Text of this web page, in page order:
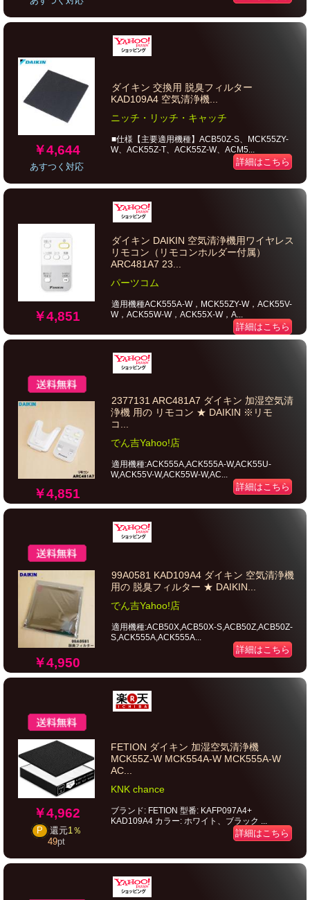
￥4,644
あすつく対応
ダイキン 交換用 脱臭フィルター
KAD109A4 空気清浄機...
ニッチ・リッチ・キャッチ
■仕様【主要適用機種】ACB50Z-S、MCK55ZY-
W、ACK55Z-T、ACK55Z-W、ACM5...
詳細はこちら
￥4,851
ダイキン DAIKIN 空気清浄機用ワイヤレス
リモコン（リモコンホルダー付属）
ARC481A7 23...
パーツコム
適用機種ACK555A-W，MCK55ZY-W，ACK55V-
W，ACK55W-W，ACK55X-W，A...
詳細はこちら
￥4,851
2377131 ARC481A7 ダイキン 加湿空気清
浄機 用の リモコン ★ DAIKIN ※リモ
コ...
でん吉Yahoo!店
適用機種:ACK555A,ACK555A-W,ACK55U-
W,ACK55V-W,ACK55W-W,AC...
詳細はこちら
￥4,950
99A0581 KAD109A4 ダイキン 空気清浄機
用の 脱臭フィルター ★ DAIKIN...
でん吉Yahoo!店
適用機種:ACB50X,ACB50X-S,ACB50Z,ACB50Z-
S,ACK555A,ACK555A...
詳細はこちら
￥4,962
P 還元1％
49pt
FETION ダイキン 加湿空気清浄機
MCK55Z-W MCK554A-W MCK555A-W
AC...
KNK chance
ブランド: FETION 型番: KAFP097A4+
KAD109A4 カラー: ホワイト、ブラック ...
詳細はこちら